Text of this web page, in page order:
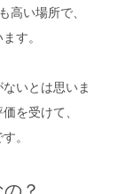
高い場所で、
す。
いとは思いま
を受けて、
。